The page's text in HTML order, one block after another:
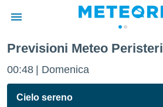
di
Previsioni Meteo Peristeri
00:48 Domenica
Cielo sereno